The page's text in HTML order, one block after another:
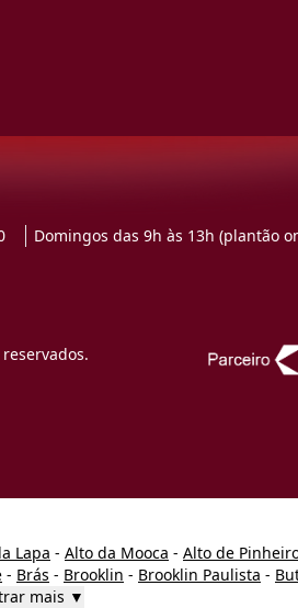
Domingos das 9h às 13h (plantão
Lapa - Alto da Mooca - Alto de
- Brás - Brooklin - Brooklin Paulista -
mais ▼